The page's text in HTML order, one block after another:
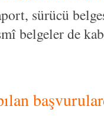
sürücü
belgeler de